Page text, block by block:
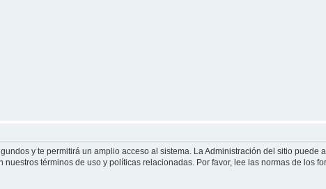
y te permitirá un amplio acceso al sistema. La Administración del sitio puede
términos de uso y políticas relacionadas. Por favor, lee las normas de los